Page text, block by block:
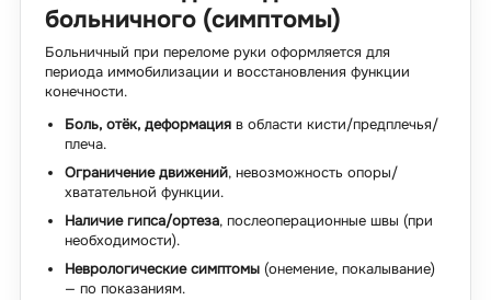
больничного (симптомы)
Больничный при переломе руки оформляется для
периода иммобилизации и восстановления функции
конечности.
Боль, отёк, деформацияв области кисти/предплечья/
плеча.
Ограничение движений, невозможность опоры/
хватательной функции.
Наличие гипса/ортеза, послеоперационные швы (при
необходимости).
Неврологические симптомы(онемение, покалывание)
— по показаниям.